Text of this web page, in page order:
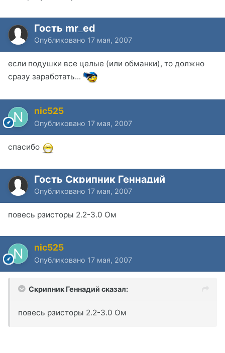
Гость mr_ed
Опубликовано 17 мая, 2007
если подушки все целые (или обманки), то должно
сразу заработать...
nic525
Опубликовано 17 мая, 2007
спасибо
Гость Скрипник Геннадий
Опубликовано 17 мая, 2007
повесь рзисторы 2.2-3.0 Ом
nic525
Опубликовано 17 мая, 2007
Скрипник Геннадий сказал:
повесь рзисторы 2.2-3.0 Ом